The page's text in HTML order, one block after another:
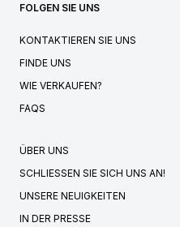
FOLGEN SIE UNS
KONTAKTIEREN SIE UNS
FINDE UNS
WIE VERKAUFEN?
FAQS
ÜBER UNS
SCHLIESSEN SIE SICH UNS AN!
UNSERE NEUIGKEITEN
IN DER PRESSE